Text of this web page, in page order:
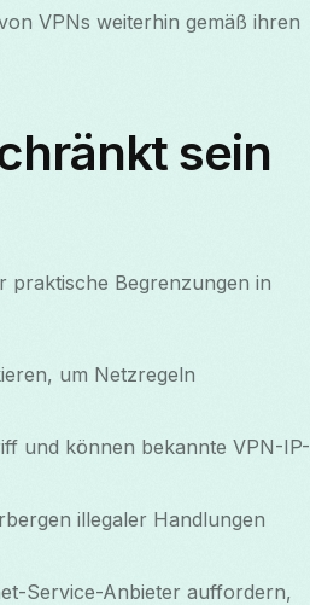
VPNs weiterhin gemäß ihren
sein
praktische Begrenzungen in
um Netzregeln
und können bekannte VPN-IP-
illegaler Handlungen
Service-Anbieter auffordern,